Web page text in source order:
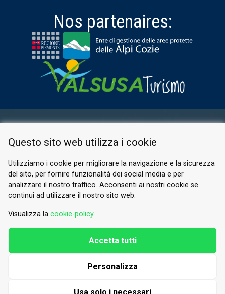
Nos partenaires:
PRIVACY POLICY
© 2026 Valle di Susa
Tesori di Arte e Cultura Alpina
Tel.
E-mail.info@vallesusa-tesori.it
Questo sito web utilizza i cookie
Utilizziamo i cookie per migliorare la navigazione e la sicurezza
del sito, per fornire funzionalità dei social media e per
analizzare il nostro traffico. Acconsenti ai nostri cookie se
continui ad utilizzare il nostro sito web.
Visualizza la cookie-policy
Personalizza
Accetta tutti